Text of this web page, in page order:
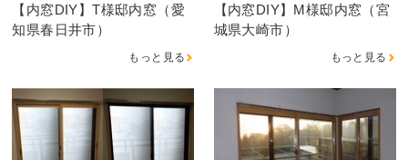
【内窓DIY】T様邸内窓（愛
知県春日井市）
もっと見る
【内窓DIY】M様邸内窓（宮
城県大崎市）
もっと見る